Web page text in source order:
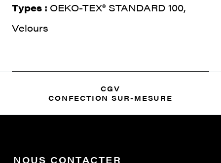
Types : OEKO-TEX® STANDARD 100,
Velours
CGV
CONFECTION SUR-MESURE
NOUS CONTACTER